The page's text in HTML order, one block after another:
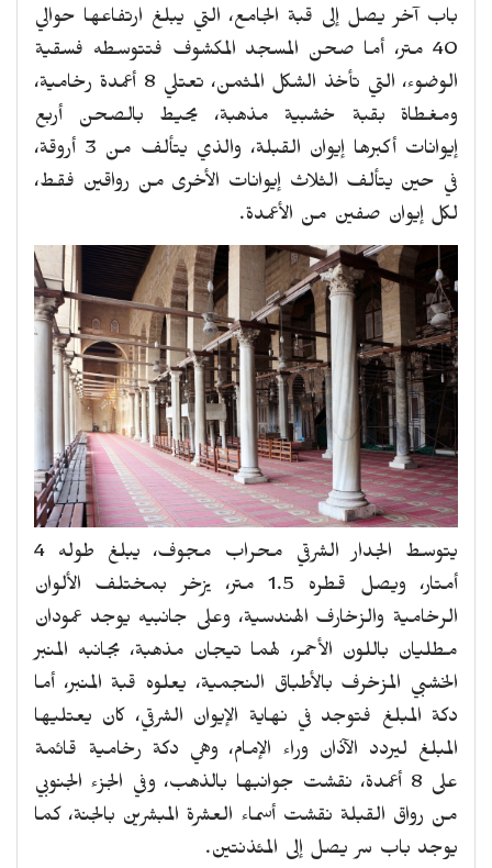
باب آخر يصل إلى قبة الجامع، التي يبلغ ارتفاعها حوالي
40 متر، أما صحن المسجد المكشوف فتتوسطه فسقية
الوضوء، التي تأخذ الشكل المثمن، تعتلي 8 أعمدة رخامية،
ومغطاة بقبة خشبية مذهبة، يحيط بالصحن أربع
إيوانات أكبرها إيوان القبلة، والذي يتألف من 3 أروقة،
في حين يتألف الثلاث إيوانات الأخرى من رواقين فقط،
لكل إيوان صفين من الأعمدة.
يتوسط الجدار الشرقي محراب مجوف، يبلغ طوله 4
أمتار، ويصل قطره 1.5 متر، يزخر بمختلف الألوان
الرخامية والزخارف الهندسية، وعلى جانبيه يوجد عمودان
مطليان باللون الأحمر، لهما تيجان مذهبة، بجانبه المنبر
الخشبي المزخرف بالأطباق النجمية، يعلوه قبة المنبر، أما
دكة المبلغ فتوجد في نهاية الإيوان الشرقي، كان يعتليها
المبلغ ليردد الآذان وراء الإمام، وهي دكة رخامية قائمة
على 8 أعمدة، نقشت جوانبها بالذهب، وفي الجزء الجنوبي
من رواق القبلة نقشت أسماء العشرة المبشرين بالجنة، كما
يوجد باب سر يصل إلى المئذنتين.